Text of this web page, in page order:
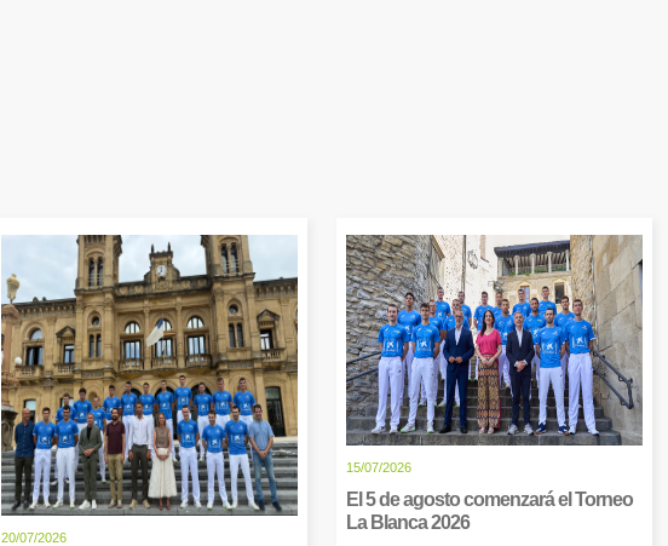
20/07/2026
15/07/2026
El 5 de agosto comenzará el Torneo
La Blanca 2026